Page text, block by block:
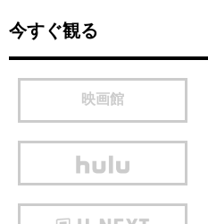
今すぐ観る
映画館